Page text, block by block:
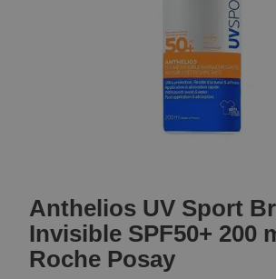
the
beginning
of
the
Anthelios UV Sport
Invisible SPF50+ 200
Roche Posay